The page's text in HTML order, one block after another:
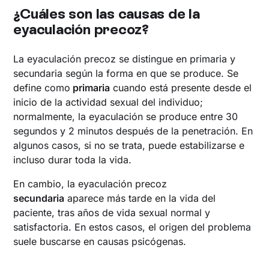
¿Cuáles son las causas de la
eyaculación precoz?
La eyaculación precoz se distingue en primaria y
secundaria según la forma en que se produce. Se
define como primaria cuando está presente desde el
inicio de la actividad sexual del individuo;
normalmente, la eyaculación se produce entre 30
segundos y 2 minutos después de la penetración. En
algunos casos, si no se trata, puede estabilizarse e
incluso durar toda la vida.
En cambio, la eyaculación precoz
secundaria aparece más tarde en la vida del
paciente, tras años de vida sexual normal y
satisfactoria. En estos casos, el origen del problema
suele buscarse en causas psicógenas.